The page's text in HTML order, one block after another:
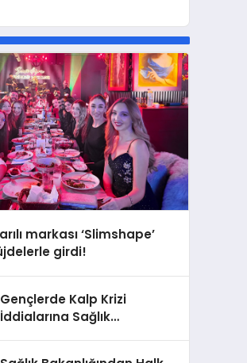
markası ‘Slimshape’
girdi!
Gençlerde Kalp Krizi
İddialarına Sağlık